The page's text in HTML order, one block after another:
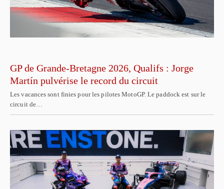
GP de Grande-Bretagne 2026, Qualifs : Jorge
Martín pulvérise le record du circuit
Les vacances sont finies pour les pilotes MotoGP. Le paddock est sur le
circuit de…